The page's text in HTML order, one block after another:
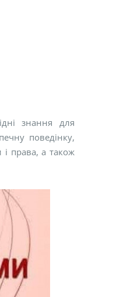
знання для
поведінку,
і права, а також